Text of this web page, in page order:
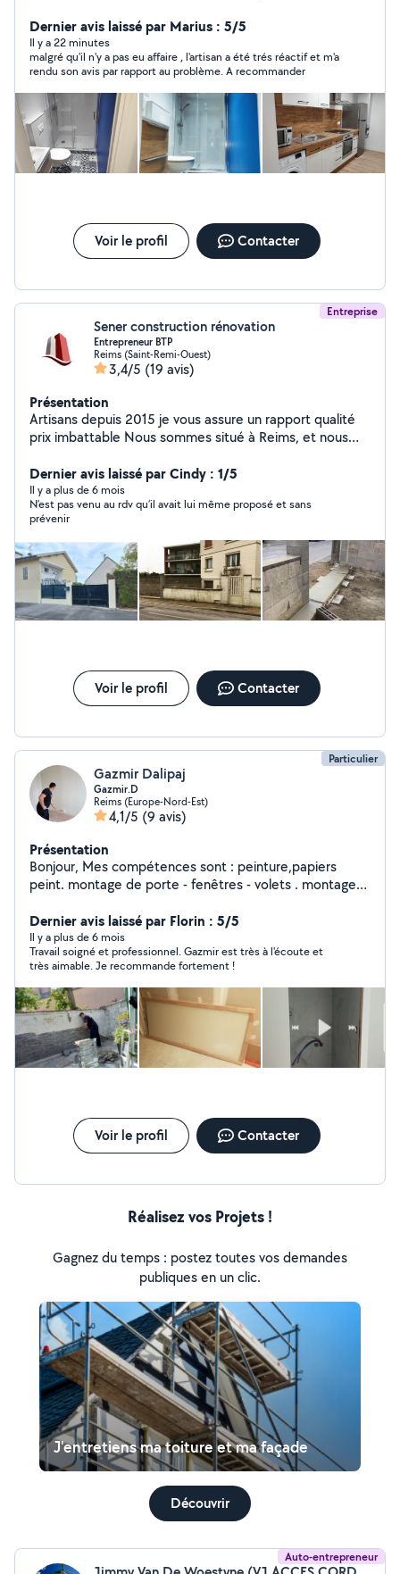
Dernier avis laissé par Marius : 5/5
Il y a 22 minutes
malgré qu'il n'y a pas eu affaire , l'artisan a été trés réactif et m'a
rendu son avis par rapport au problème. A recommander
Voir le profil Contacter
Entreprise
Sener construction rénovation
Entrepreneur BTP
Reims (Saint-Remi-Ouest)
3,4/5 (19 avis)
Présentation
Artisans depuis 2015 je vous assure un rapport qualité
prix imbattable Nous sommes situé à Reims, et nous
plusieurs corps de métier. Nous avons également la
possibilité d'intervenir pour de la décoration d'intérieur
et aménagement extérieur. Nous avons des équipes
jeunes qualifiées et dynamiques, qui nous permet donc
d'avancer rapidement dans votre projet. N'hésitez pas à
nous contacter pour un devis GRATUIT. Belle journée,de
la part de l'équipe SCR
Dernier avis laissé par Cindy : 1/5
Il y a plus de 6 mois
N’est pas venu au rdv qu’il avait lui même proposé et sans
prévenir
Voir le profil Contacter
Particulier
Gazmir Dalipaj
Gazmir.D
Reims (Europe-Nord-Est)
4,1/5 (9 avis)
Présentation
Bonjour, Mes compétences sont : peinture,papiers
peint. montage de porte - fenêtres - volets . montage
d'expérience et de qualité de travail. Le travail sera
accomplie comme convenue. (accès rapidement) pas
sérieux s'abstenir !
Dernier avis laissé par Florin : 5/5
Il y a plus de 6 mois
Travail soigné et professionnel. Gazmir est très à l'écoute et
très aimable. Je recommande fortement !
Voir le profil Contacter
Réalisez vos Projets !
Gagnez du temps : postez toutes vos demandes
publiques en un clic.
J'entretiens ma toiture et ma façade
Découvrir
Auto-entrepreneur